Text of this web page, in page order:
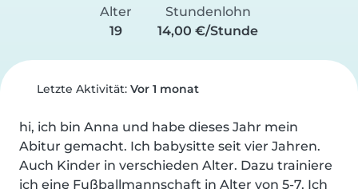
Alter
19
Stundenlohn
14,00 €/Stunde
Letzte Aktivität: Vor 1 monat
hi, ich bin Anna und habe dieses Jahr mein
Abitur gemacht. Ich babysitte seit vier Jahren.
Auch Kinder in verschieden Alter. Dazu trainiere
ich eine Fußballmannschaft in Alter von 5-7. Ich